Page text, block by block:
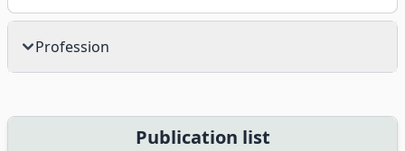
Profession
Publication list